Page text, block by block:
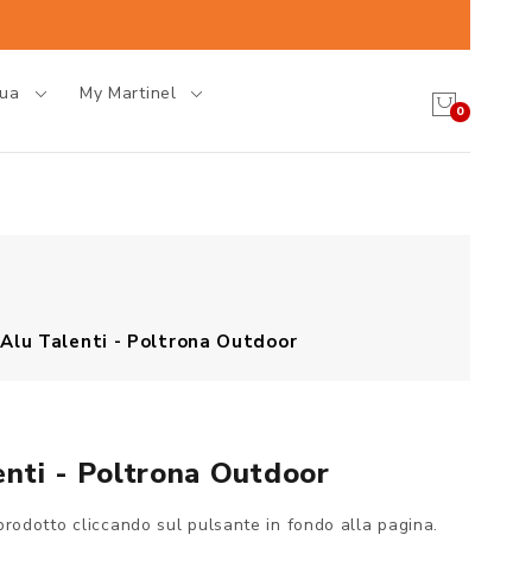
My Martinel
0
Talenti - Poltrona Outdoor
- Poltrona Outdoor
cliccando sul pulsante in fondo alla pagina.